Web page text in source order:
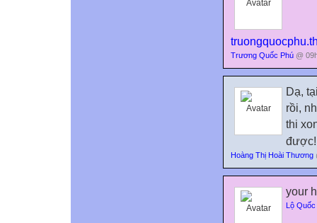
Trương Quốc Phú @
Dạ,
rồi,
thi
Hoàng Thị Hoài Thương
your
Lộ Quốc